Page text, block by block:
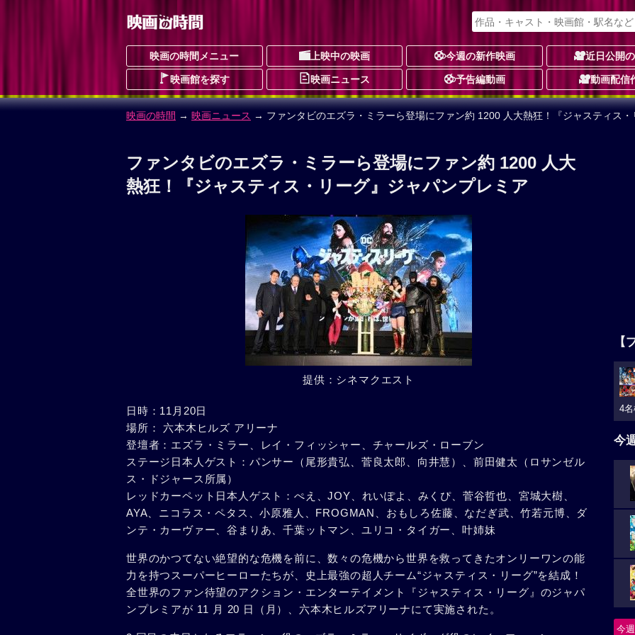
映画の時間メニュー 上映中の映画 今週の新作映画 近日公開
映画館を探す 映画ニュース 予告編動画 動画配信
映画の時間 → 映画ニュース → ファンタビのエズラ・ミラーら登場にファン約 1200 人大熱狂！『ジャスティス
ファンタビのエズラ・ミラーら登場にファン約 1200 人大
熱狂！『ジャスティス・リーグ』ジャパンプレミア
提供：シネマクエスト
日時：11月20日
場所： 六本木ヒルズ アリーナ
登壇者：エズラ・ミラー、レイ・フィッシャー、チャールズ・ローブン
ステージ日本人ゲスト：パンサー（尾形貴弘、菅良太郎、向井慧）、前田健太（ロサンゼル
ス・ドジャース所属）
レッドカーペット日本人ゲスト：ぺえ、JOY、れいぽよ、みくぴ、菅谷哲也、宮城大樹、
AYA、ニコラス・ペタス、小原雅人、FROGMAN、おもしろ佐藤、なだぎ武、竹若元博、ダ
ンテ・カーヴァー、谷まりあ、千葉ットマン、ユリコ・タイガー、叶姉妹
世界のかつてない絶望的な危機を前に、数々の危機から世界を救ってきたオンリーワンの能
力を持つスーパーヒーローたちが、史上最強の超人チーム“ジャスティス・リーグ”を結成！
全世界のファン待望のアクション・エンターテイメント『ジャスティス・リーグ』のジャパ
ンプレミアが 11 月 20 日（月）、六本木ヒルズアリーナにて実施された。
【
4
今
今